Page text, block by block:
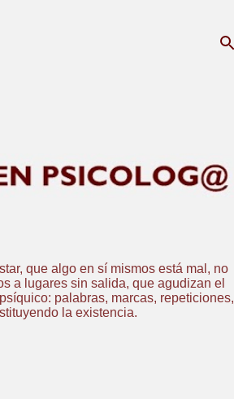
que algo en sí mismos está mal, no
a lugares sin salida, que agudizan el
palabras, marcas, repeticiones,
la existencia.